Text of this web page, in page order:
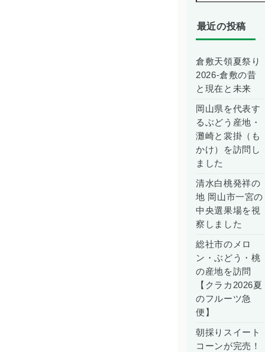
最近の投稿
倉敷天領夏祭り
2026-倉敷の昔
と現在と未来
岡山県を代表す
るぶどう産地・
灘崎と裳掛（も
かけ）を訪問し
ました
清水白桃発祥の
地 岡山市一宮の
中央選果場を視
察しました
総社市のメロ
ン・ぶどう・桃
の産地を訪問
【クラカ2026夏
のフルーツ急
便】
朝採りスイート
コーンが完売！